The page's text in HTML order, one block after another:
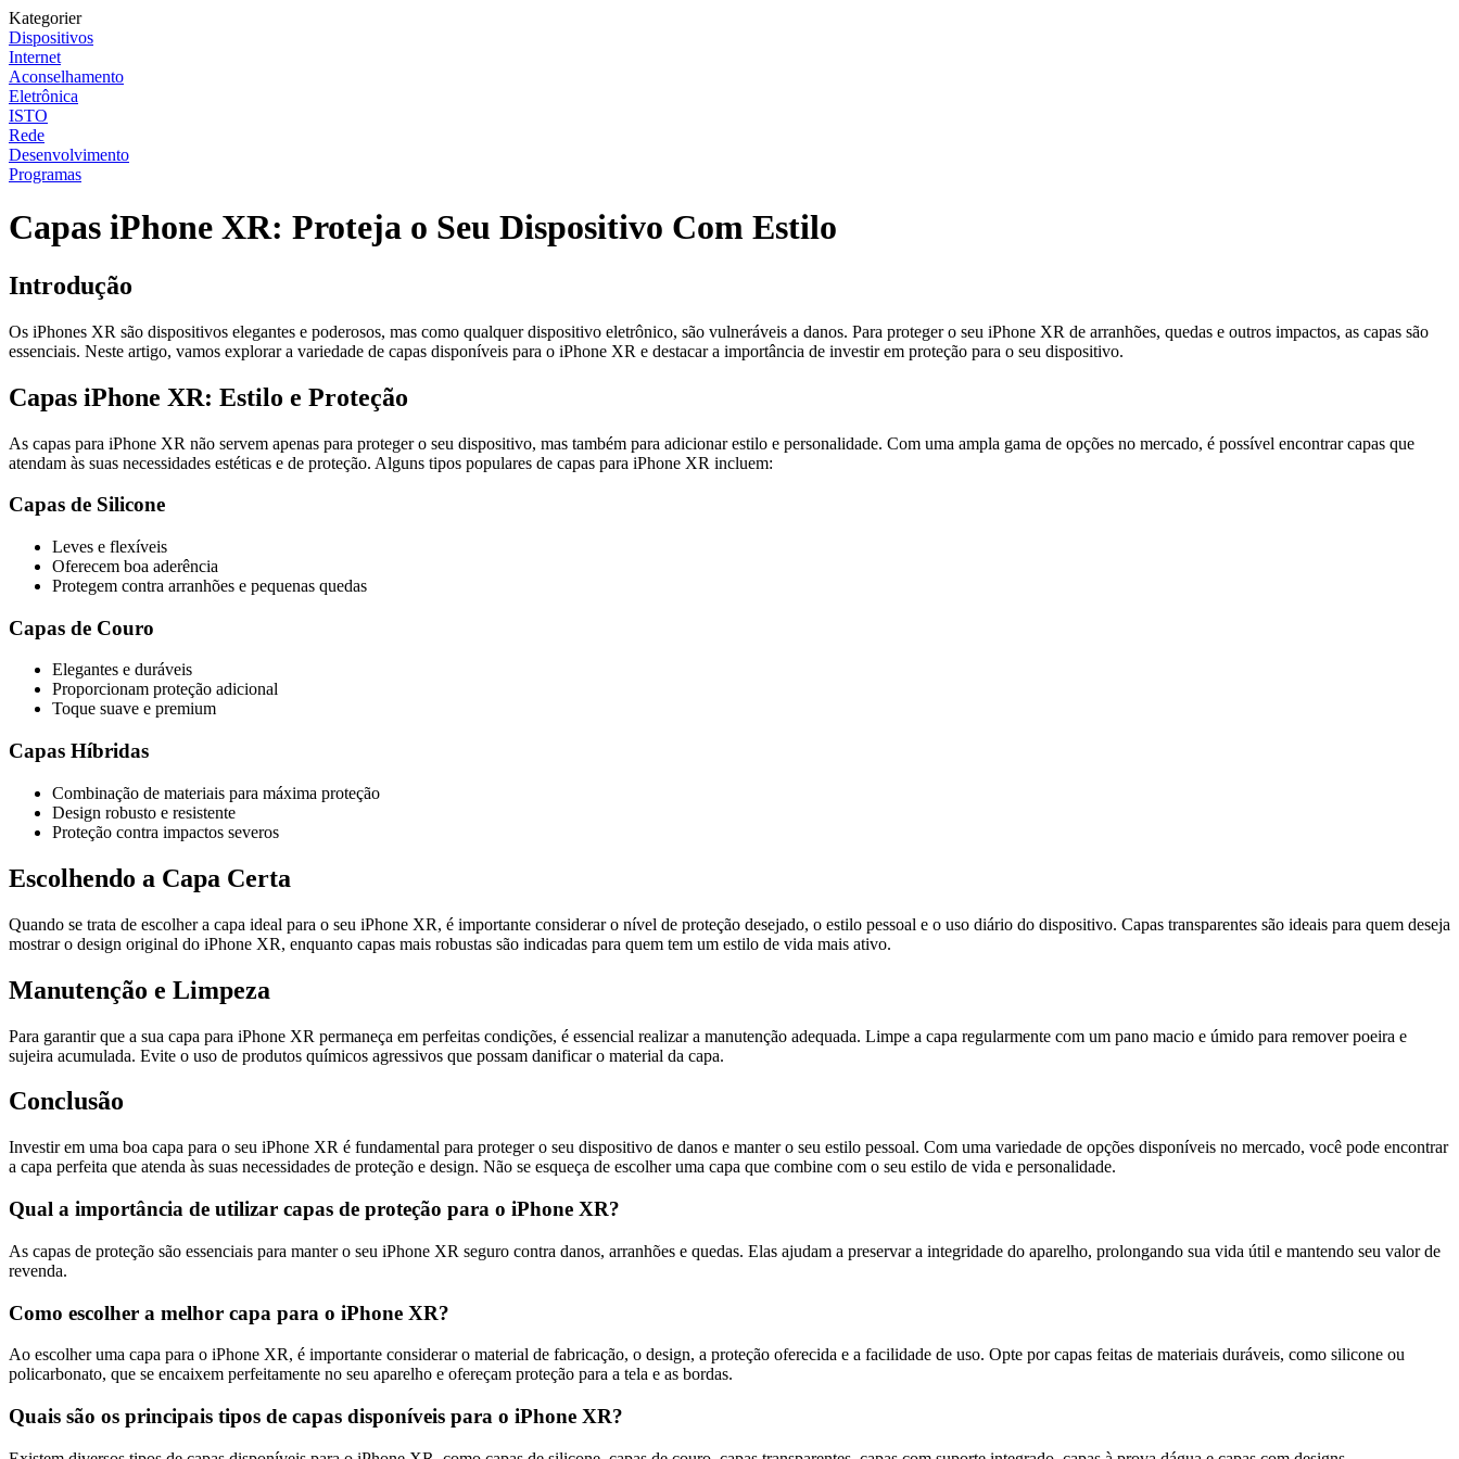
Kategorier
Dispositivos
Internet
Aconselhamento
Eletrônica
ISTO
Rede
Desenvolvimento
Programas
Capas iPhone XR: Proteja o Seu Dispositivo Com Estilo
Introdução
Os iPhones XR são dispositivos elegantes e poderosos, mas como qualquer dispositivo eletrônico, são vulneráveis a danos. Para proteger o seu iPhone XR de arranhões, quedas e outros impactos, as capas são
essenciais. Neste artigo, vamos explorar a variedade de capas disponíveis para o iPhone XR e destacar a importância de investir em proteção para o seu dispositivo.
Capas iPhone XR: Estilo e Proteção
As capas para iPhone XR não servem apenas para proteger o seu dispositivo, mas também para adicionar estilo e personalidade. Com uma ampla gama de opções no mercado, é possível encontrar capas que
atendam às suas necessidades estéticas e de proteção. Alguns tipos populares de capas para iPhone XR incluem:
Capas de Silicone
Leves e flexíveis
Oferecem boa aderência
Protegem contra arranhões e pequenas quedas
Capas de Couro
Elegantes e duráveis
Proporcionam proteção adicional
Toque suave e premium
Capas Híbridas
Combinação de materiais para máxima proteção
Design robusto e resistente
Proteção contra impactos severos
Escolhendo a Capa Certa
Quando se trata de escolher a capa ideal para o seu iPhone XR, é importante considerar o nível de proteção desejado, o estilo pessoal e o uso diário do dispositivo. Capas transparentes são ideais para quem deseja
mostrar o design original do iPhone XR, enquanto capas mais robustas são indicadas para quem tem um estilo de vida mais ativo.
Manutenção e Limpeza
Para garantir que a sua capa para iPhone XR permaneça em perfeitas condições, é essencial realizar a manutenção adequada. Limpe a capa regularmente com um pano macio e úmido para remover poeira e
sujeira acumulada. Evite o uso de produtos químicos agressivos que possam danificar o material da capa.
Conclusão
Investir em uma boa capa para o seu iPhone XR é fundamental para proteger o seu dispositivo de danos e manter o seu estilo pessoal. Com uma variedade de opções disponíveis no mercado, você pode encontrar
a capa perfeita que atenda às suas necessidades de proteção e design. Não se esqueça de escolher uma capa que combine com o seu estilo de vida e personalidade.
Qual a importância de utilizar capas de proteção para o iPhone XR?
As capas de proteção são essenciais para manter o seu iPhone XR seguro contra danos, arranhões e quedas. Elas ajudam a preservar a integridade do aparelho, prolongando sua vida útil e mantendo seu valor de
revenda.
Como escolher a melhor capa para o iPhone XR?
Ao escolher uma capa para o iPhone XR, é importante considerar o material de fabricação, o design, a proteção oferecida e a facilidade de uso. Opte por capas feitas de materiais duráveis, como silicone ou
policarbonato, que se encaixem perfeitamente no seu aparelho e ofereçam proteção para a tela e as bordas.
Quais são os principais tipos de capas disponíveis para o iPhone XR?